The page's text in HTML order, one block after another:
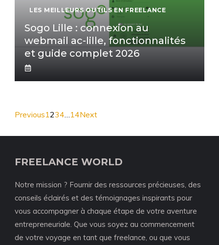
LES MEILLEURS OUTILS EN FREELANCE
Sogo Lille : connexion au
webmail ac-lille, fonctionnalités
et guide complet 2026
Previous1234…14Next
FREELANCE WORLD
Notre mission ? Fournir des ressources précieuses, des
conseils éclairés et des témoignages inspirants pour
vous accompagner à chaque étape de votre aventure
entrepreneuriale. Que vous soyez au commencement
de votre voyage en tant que freelance, ou que vous